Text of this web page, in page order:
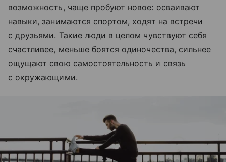
возможность, чаще пробуют новое: осваивают
навыки, занимаются спортом, ходят на встречи
с друзьями. Такие люди в целом чувствуют себя
счастливее, меньше боятся одиночества, сильнее
ощущают свою самостоятельность и связь
с окружающими.